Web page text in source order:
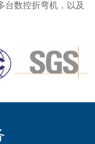
台数控折弯机，以及